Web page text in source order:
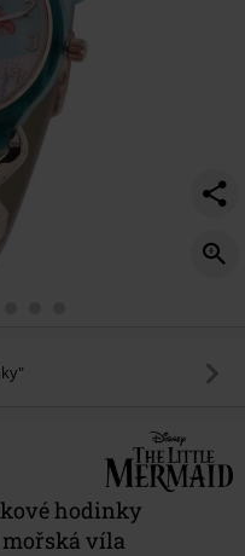
hodinky
víla